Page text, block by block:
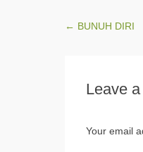
Post navigation
← BUNUH DIRI
Leave
Your email